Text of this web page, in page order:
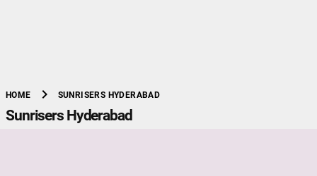
HOME chevron_right SUNRISERS HYDERABAD
Sunrisers Hyderabad